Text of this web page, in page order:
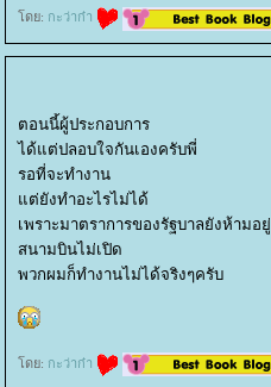
ดย: กะว่าก๋า
ตอนนี้ผู้ประกอบการ
ได้แต่ปลอบใจกันเองครับพี่
รอที่จะทำงาน
ต่ยังทำอะไรไม่ได้
เพราะมาตราการของรัฐบาลยังห้ามอยู่
สนามบินไม่เปิด
พวกผมก็ทำงานไม่ได้จริงๆครับ
ดย: กะว่าก๋า